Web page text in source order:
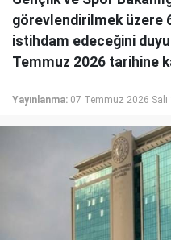
görevlendirilmek üzere
istihdam edeceğini
Temmuz 2026 tarihine
Yayınlanma: 07 Temmuz 2026 Salı